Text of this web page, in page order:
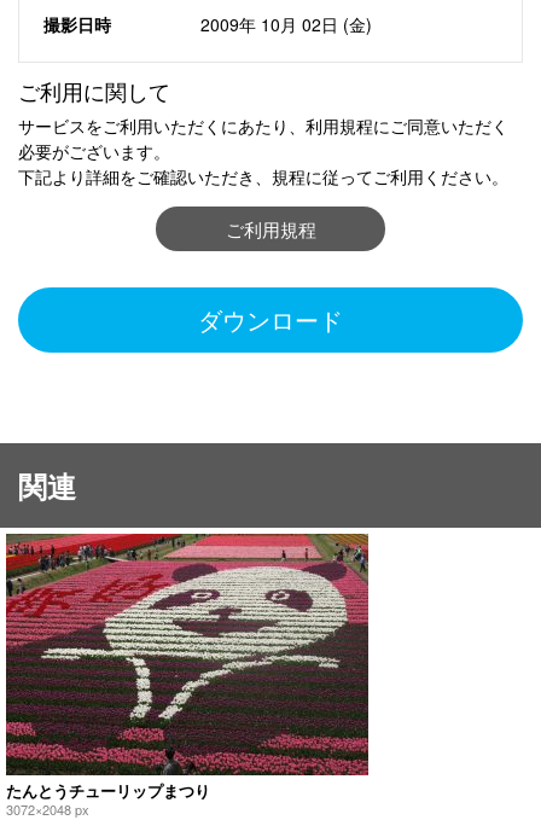
撮影日時
2009年 10月 02日 (金)
ご利用に関して
サービスをご利用いただくにあたり、利用規程にご同意いただく
必要がございます。
下記より詳細をご確認いただき、規程に従ってご利用ください。
ご利用規程
ダウンロード
関連
たんとうチューリップまつり
3072×2048 px